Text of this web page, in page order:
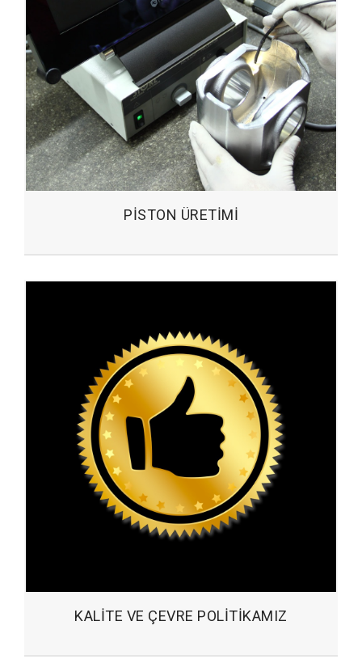
PISTON ÜRETIMI
KALITE VE ÇEVRE POLITIKAMIZ